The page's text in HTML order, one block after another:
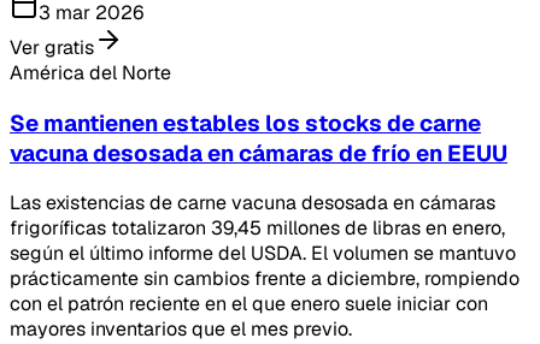
3 mar 2026
Ver gratis
América del Norte
Se mantienen estables los stocks de carne
vacuna desosada en cámaras de frío en EEUU
Las existencias de carne vacuna desosada en cámaras
frigoríficas totalizaron 39,45 millones de libras en enero,
según el último informe del USDA. El volumen se mantuvo
prácticamente sin cambios frente a diciembre, rompiendo
con el patrón reciente en el que enero suele iniciar con
mayores inventarios que el mes previo.